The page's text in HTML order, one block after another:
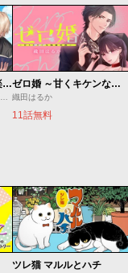
万能メイドと公爵様の楽しい日々
佐倉涼/内田ぱる/ウラシマ/伊藤テリヤキ
ゼロ婚 ～甘くキケンな極秘任務～
織田はるか
11話無料
ツレ猫 マルルとハチ